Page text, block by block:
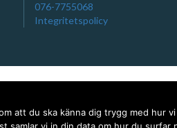
076-7755068
Integritetspolicy
att du ska känna dig trygg med hur